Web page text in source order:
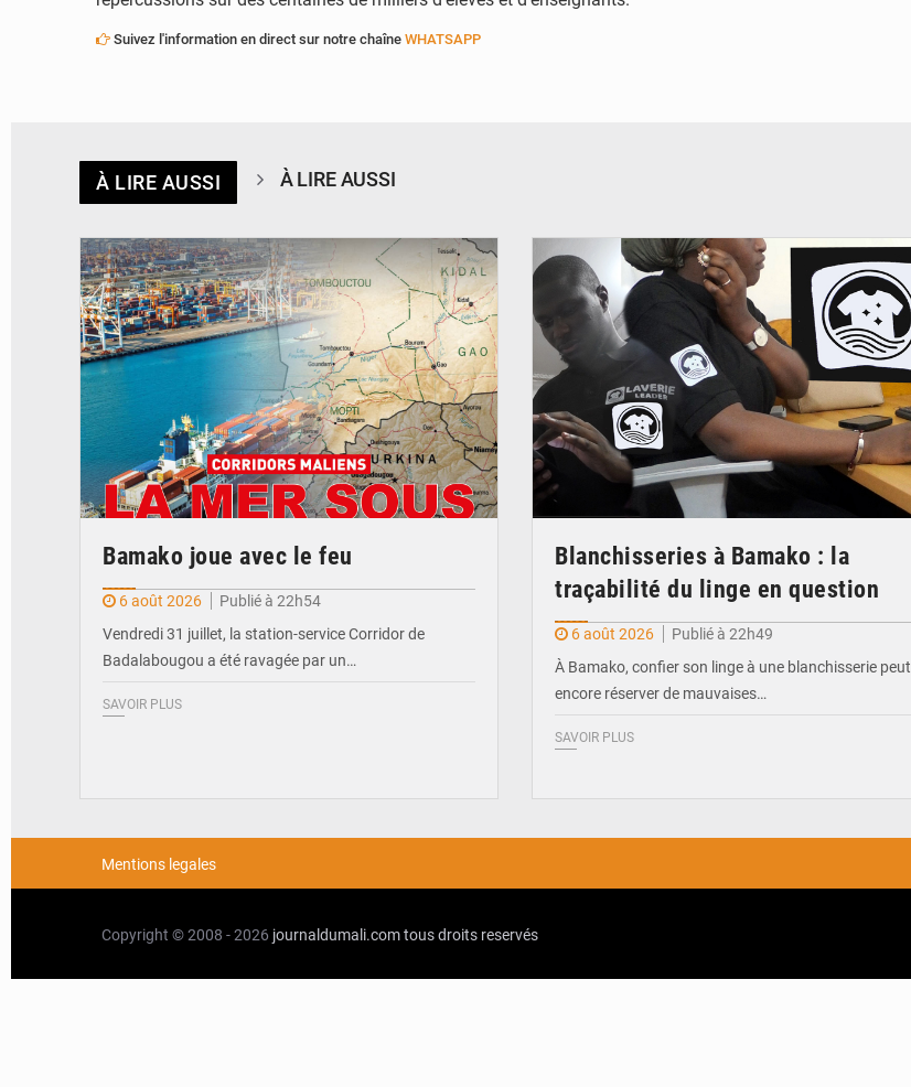
Suivez l'information en direct sur notre chaîne WHATSAPP
À LIRE AUSSI À LIRE AUSSI
© JDM
Bamako joue avec le feu
6 août 2026
Publié à 22h54
Vendredi 31 juillet, la station-service Corridor de
Badalabougou a été ravagée par un…
SAVOIR PLUS
Blanchisseries à Bamako : la
traçabilité du linge en question
6 août 2026
Publié à 22h49
À Bamako, confier son linge à une blanchisserie peut
encore réserver de mauvaises…
SAVOIR PLUS
Mentions legales
Copyright © 2008 - 2026 journaldumali.comtous droits reservés